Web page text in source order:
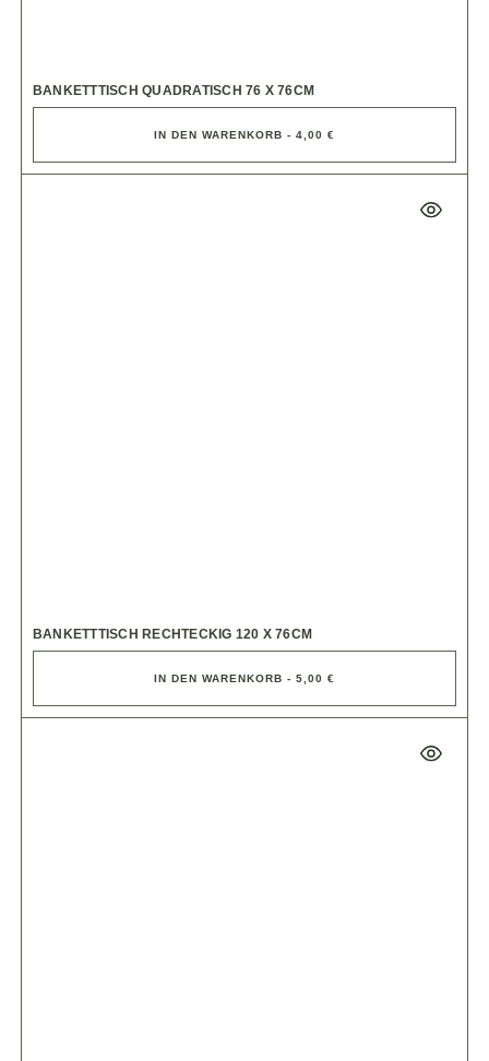
BANKETTTISCH QUADRATISCH 76 X 76CM
IN DEN WARENKORB - 4,00 €
BANKETTTISCH RECHTECKIG 120 X 76CM
IN DEN WARENKORB - 5,00 €